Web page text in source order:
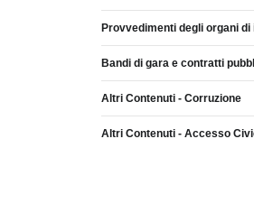
Provvedimenti degli organi
Bandi di gara e contratti
Altri Contenuti - Corruzione
Altri Contenuti - Accesso